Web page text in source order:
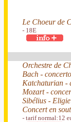
Le Choeur de
- 18E
Orchestre de
Bach -
Katchaturian -
Mozart -
Sibélius - Eligie
Concert en
- tarif normal:12